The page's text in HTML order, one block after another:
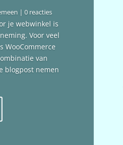
| 0 reacties
je webwinkel is
Voor veel
WooCommerce
van
blogpost nemen